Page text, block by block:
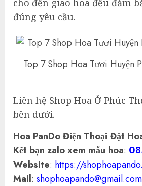
đúng yêu cầu.
Top 7 Shop Hoa Tươi Huyện
Liên hệ Shop Hoa Ở Phúc
bên dưới.
Hoa PanDo Điện Thoại Đặt
Kết bạn zalo xem mẫu hoa:
Website: https://
Mail: shophoapando@gmail.com